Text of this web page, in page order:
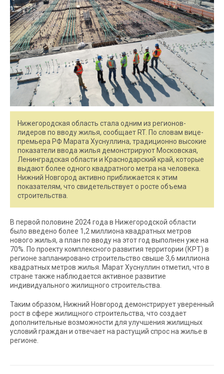
Нижегородская область стала одним из регионов-
лидеров по вводу жилья, сообщает RT. По словам вице-
премьера РФ Марата Хуснуллина, традиционно высокие
показатели ввода жилья демонстрируют Московская,
Ленинградская области и Краснодарский край, которые
выдают более одного квадратного метра на человека.
Нижний Новгород активно приближается к этим
показателям, что свидетельствует о росте объема
строительства.
В первой половине 2024 года в Нижегородской области
было введено более 1,2 миллиона квадратных метров
нового жилья, а план по вводу на этот год выполнен уже на
70%. По проекту комплексного развития территории (КРТ) в
регионе запланировано строительство свыше 3,6 миллиона
квадратных метров жилья. Марат Хуснуллин отметил, что в
стране также наблюдается активное развитие
индивидуального жилищного строительства.
Таким образом, Нижний Новгород демонстрирует уверенный
рост в сфере жилищного строительства, что создает
дополнительные возможности для улучшения жилищных
условий граждан и отвечает на растущий спрос на жилье в
регионе.